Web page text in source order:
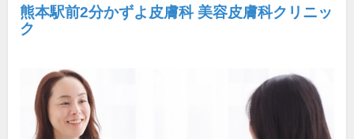
熊本駅前2分かずよ皮膚科 美容皮膚科クリニッ
ク